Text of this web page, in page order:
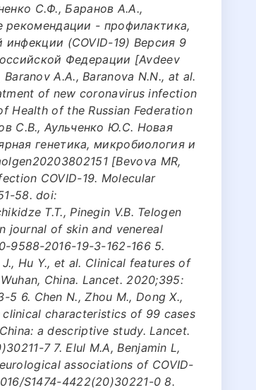
С.Ф., Баранов А.А.,
- профилактика,
инфекции (COVID-19) Версия 9
Федерации [Avdeev
Baranov A.A., Baranova N.N., at al.
of new coronavirus infection
Health of the Russian Federation
С.В., Аульченко Ю.C. Новая
генетика, микробиология и
[Bevova MR,
COVID-19. Molecular
58. doi:
T.T., Pinegin V.B. Telogen
journal of skin and venereal
9588-2016-19-3-162-166 5.
J., Hu Y., et al. Clinical features of
China. Lancet. 2020;395:
5 6. Chen N., Zhou M., Dong Х.,
clinical characteristics of 99 cases
a descriptive study. Lancet.
7 7. Elul M.A, Benjamin L,
associations of COVID-
S1474-4422(20)30221-0 8.